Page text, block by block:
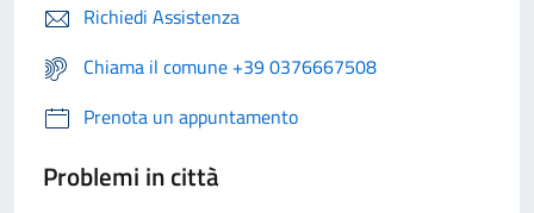
Richiedi Assistenza
Chiama il comune +39 0376667508
Prenota un appuntamento
Problemi in città